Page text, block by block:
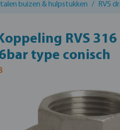
buizen & hulpstukken / RVS
RVS
type conisch